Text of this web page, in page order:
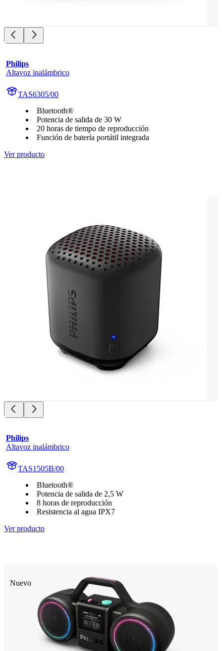
Philips
Altavoz inalámbrico
TAS6305/00
Bluetooth®
Potencia de salida de 30 W
20 horas de tiempo de reproducción
Función de batería portátil integrada
Ver producto
Philips
Altavoz inalámbrico
TAS1505B/00
Bluetooth®
Potencia de salida de 2,5 W
8 horas de reproducción
Resistencia al agua IPX7
Ver producto
Nuevo